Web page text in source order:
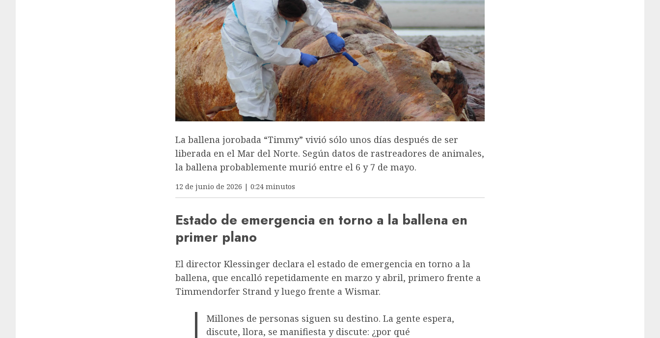
La ballena jorobada “Timmy” vivió sólo unos días después de ser
liberada en el Mar del Norte. Según datos de rastreadores de animales,
la ballena probablemente murió entre el 6 y 7 de mayo.
12 de junio de 2026 | 0:24 minutos
Estado de emergencia en torno a la ballena en
primer plano
El director Klessinger declara el estado de emergencia en torno a la
ballena, que encalló repetidamente en marzo y abril, primero frente a
Timmendorfer Strand y luego frente a Wismar.
Millones de personas siguen su destino. La gente espera,
discute, llora, se manifiesta y discute: ¿por qué